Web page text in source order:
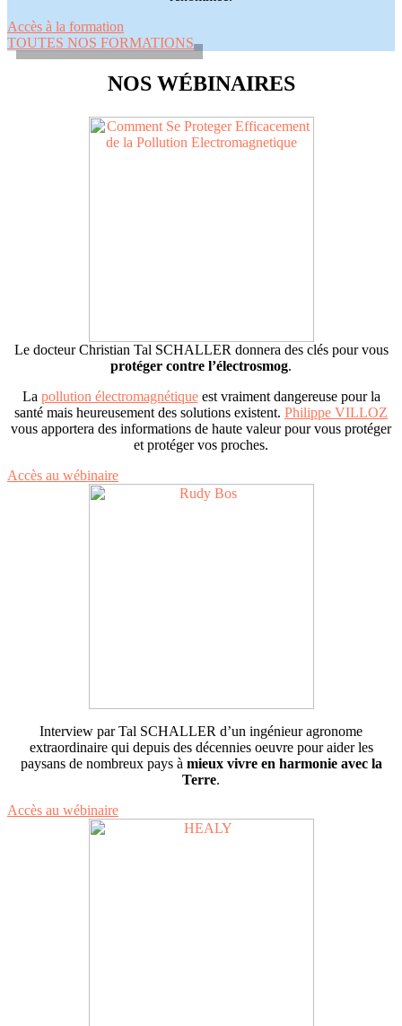
Accès à la formation
TOUTES NOS FORMATIONS
NOS WÉBINAIRES
Le docteur Christian Tal SCHALLER donnera des clés pour vous
protéger contre l’électrosmog.
La pollution électromagnétiqueest vraiment dangereuse pour la
santé mais heureusement des solutions existent. Philippe VILLOZ
vous apportera des informations de haute valeur pour vous protéger
et protéger vos proches.
Accès au wébinaire
Interview par Tal SCHALLER d’un ingénieur agronome
extraordinaire qui depuis des décennies oeuvre pour aider les
paysans de nombreux pays à mieux vivre en harmonie avec la
Terre.
Accès au wébinaire